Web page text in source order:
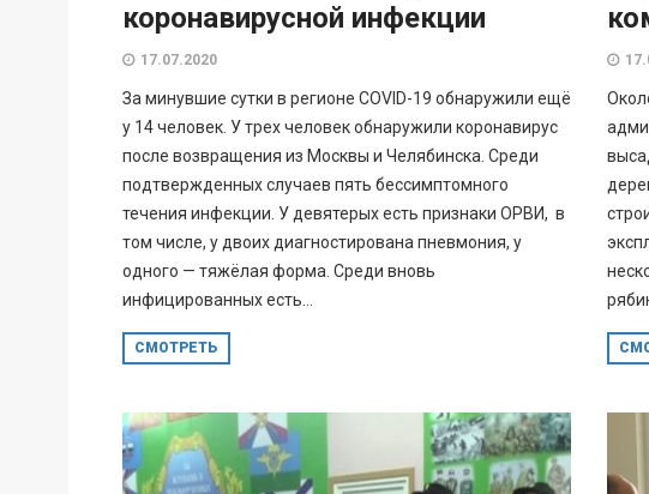
коронавирусной инфекции
17.07.2020
За минувшие сутки в регионе COVID-19 обнаружили ещё
у 14 человек. У трех человек обнаружили коронавирус
после возвращения из Москвы и Челябинска. Среди
подтвержденных случаев пять бессимптомного
течения инфекции. У девятерых есть признаки ОРВИ, в
том числе, у двоих диагностирована пневмония, у
одного — тяжёлая форма. Среди вновь
инфицированных есть...
СМОТРЕТЬ